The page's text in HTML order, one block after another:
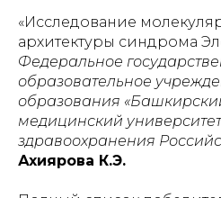
«Исследование
архитектуры синдрома
Федеральное
образовательное
образования
медицинский
здравоохранения
Ахиярова К.Э.